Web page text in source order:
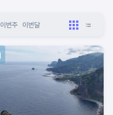
이번주 이번달